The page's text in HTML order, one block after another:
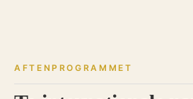
AFTENPROGRAMMET